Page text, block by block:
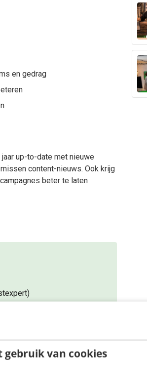
van cookies
en gedrag
up-to-date met nieuwe
content-nieuws. Ook krijg
beter te laten